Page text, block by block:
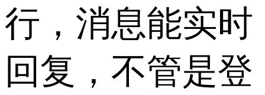
行，消息能实时
回复，不管是登